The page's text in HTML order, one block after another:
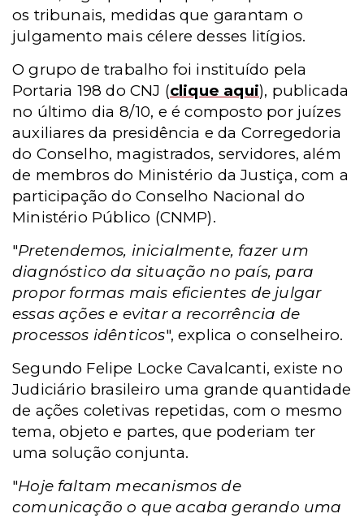
os tribunais, medidas que garantam o
julgamento mais célere desses litígios.
O grupo de trabalho foi instituído pela
Portaria 198 do CNJ (clique aqui), publicada
no último dia 8/10, e é composto por juízes
auxiliares da presidência e da Corregedoria
do Conselho, magistrados, servidores, além
de membros do Ministério da Justiça, com a
participação do Conselho Nacional do
Ministério Público (CNMP).
"Pretendemos, inicialmente, fazer um
diagnóstico da situação no país, para
propor formas mais eficientes de julgar
essas ações e evitar a recorrência de
processos idênticos", explica o conselheiro.
Segundo Felipe Locke Cavalcanti, existe no
Judiciário brasileiro uma grande quantidade
de ações coletivas repetidas, com o mesmo
tema, objeto e partes, que poderiam ter
uma solução conjunta.
"Hoje faltam mecanismos de
comunicação o que acaba gerando uma